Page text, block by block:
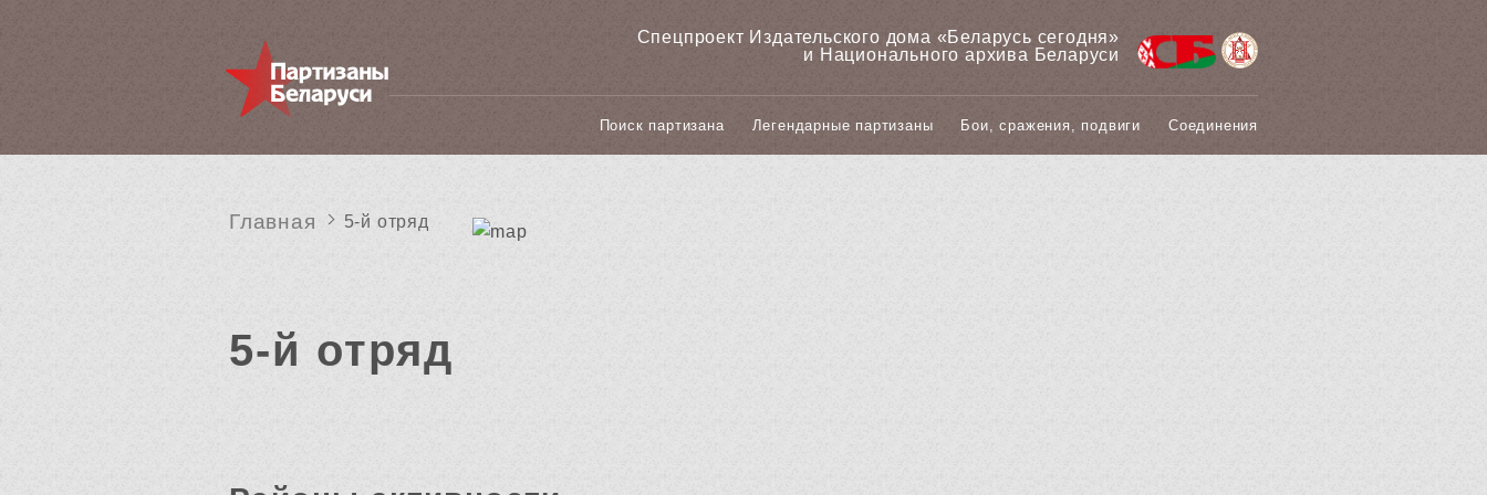
Спецпроект Издательского дома «‎Беларусь сегодня»
и Национального архива Беларуси
Поиск партизана Легендарные партизаны Бои, сражения, подвиги Соединения
Главная 5-й отряд
5-й отряд